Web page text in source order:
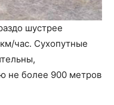
шустрее
час. Сухопутные
не более 900 метров